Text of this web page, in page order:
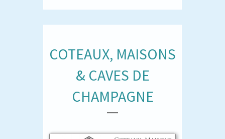
COTEAUX, MAISONS
& CAVES DE
CHAMPAGNE